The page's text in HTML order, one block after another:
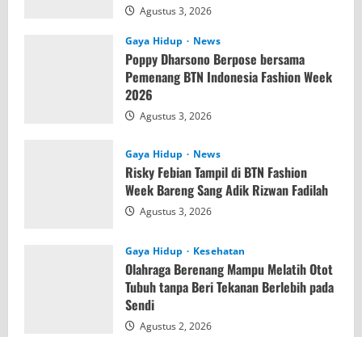
Agustus 3, 2026
Gaya Hidup News
Poppy Dharsono Berpose bersama
Pemenang BTN Indonesia Fashion Week
2026
Agustus 3, 2026
Gaya Hidup News
Risky Febian Tampil di BTN Fashion
Week Bareng Sang Adik Rizwan Fadilah
Agustus 3, 2026
Gaya Hidup Kesehatan
Olahraga Berenang Mampu Melatih Otot
Tubuh tanpa Beri Tekanan Berlebih pada
Sendi
Agustus 2, 2026